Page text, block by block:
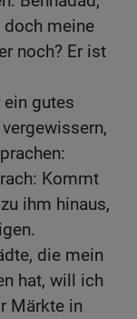
doch meine
noch? Er ist
gutes
Kommt
ihm hinaus,
die mein
hat, will ich
Märkte in